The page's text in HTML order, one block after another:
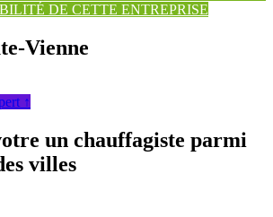
DE CETTE ENTREPRISE
Vienne
↑
un chauffagiste parmi
villes